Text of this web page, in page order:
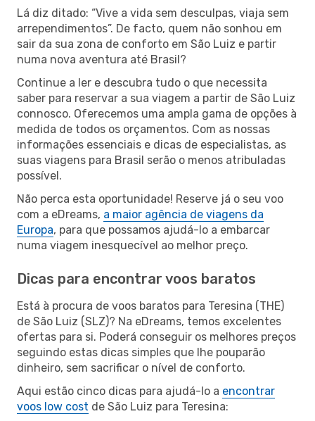
Lá diz ditado: “Vive a vida sem desculpas, viaja sem
arrependimentos”. De facto, quem não sonhou em
sair da sua zona de conforto em São Luiz e partir
numa nova aventura até Brasil?
Continue a ler e descubra tudo o que necessita
saber para reservar a sua viagem a partir de São Luiz
connosco. Oferecemos uma ampla gama de opções à
medida de todos os orçamentos. Com as nossas
informações essenciais e dicas de especialistas, as
suas viagens para Brasil serão o menos atribuladas
possível.
Não perca esta oportunidade! Reserve já o seu voo
com a eDreams, a maior agência de viagens da
Europa, para que possamos ajudá-lo a embarcar
numa viagem inesquecível ao melhor preço.
Dicas para encontrar voos baratos
Está à procura de voos baratos para Teresina (THE)
de São Luiz (SLZ)? Na eDreams, temos excelentes
ofertas para si. Poderá conseguir os melhores preços
seguindo estas dicas simples que lhe pouparão
dinheiro, sem sacrificar o nível de conforto.
Aqui estão cinco dicas para ajudá-lo a encontrar
voos low cost de São Luiz para Teresina: